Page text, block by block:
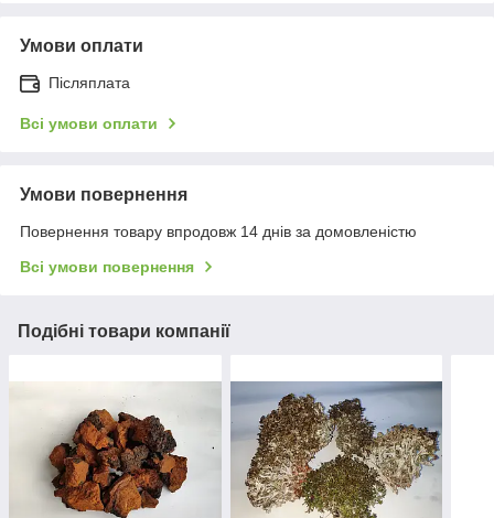
Умови оплати
Післяплата
Всі умови оплати
Умови повернення
Повернення товару впродовж 14 днів за домовленістю
Всі умови повернення
Подібні товари компанії